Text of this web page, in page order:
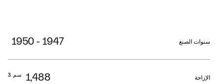
سنوات الصنع 1947 - 1950
الإزاحة 1,488 سم 3